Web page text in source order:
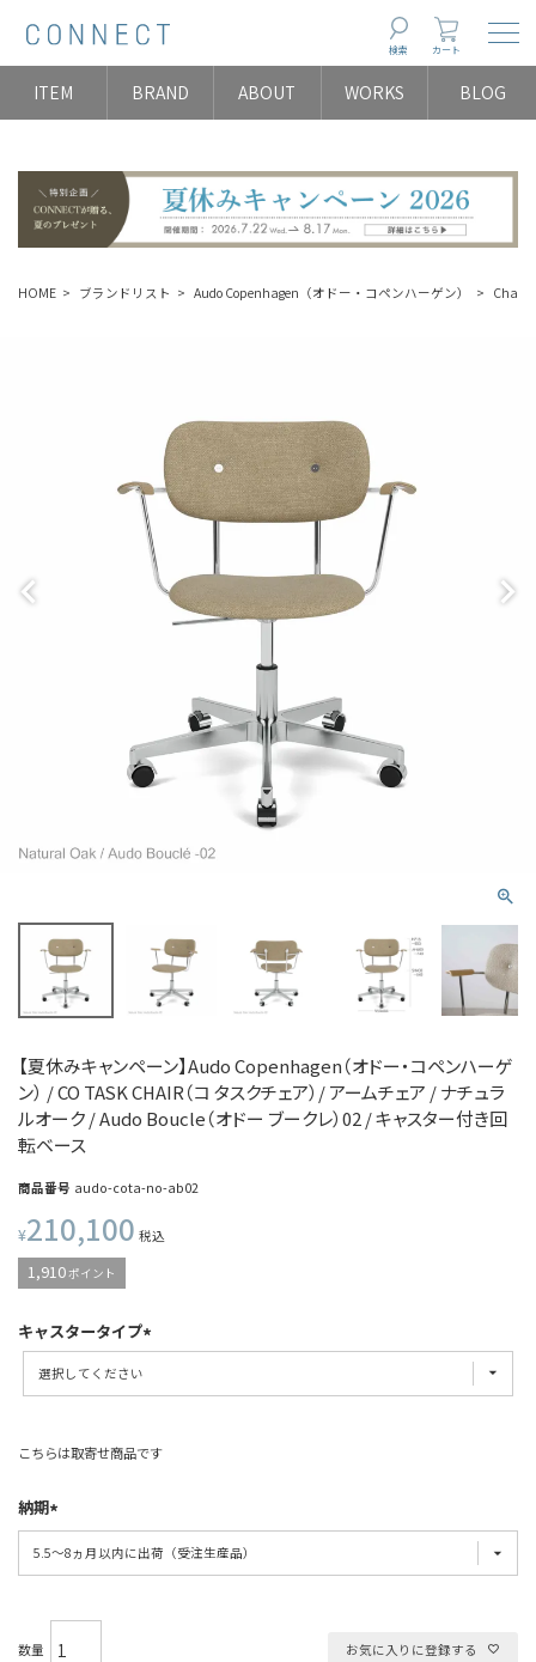
検索 カート
ITEM BRAND ABOUT WORKS BLOG
HOME ブランドリスト Audo Copenhagen（オドー・コペンハーゲン） Chairs
【夏休みキャンペーン】Audo Copenhagen（オドー・コペンハーゲ
ン） / CO TASK CHAIR（コ タスクチェア）/ アームチェア / ナチュラ
ルオーク / Audo Boucle（オドー ブークレ）02 / キャスター付き回
転ベース
商品番号 audo-cota-no-ab02
¥210,100 税込
1,910ポイント
キャスタータイプ
こちらは取寄せ商品です
納期
お気に入りに登録する